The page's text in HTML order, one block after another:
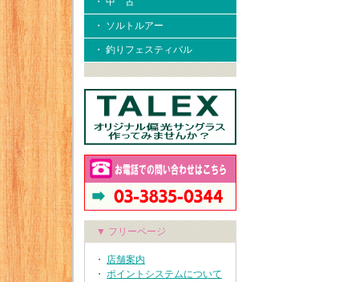
・ ソルトルアー
・ 釣りフェスティバル
▼ フリーページ
・ 店舗案内
・ ポイントシステムについて